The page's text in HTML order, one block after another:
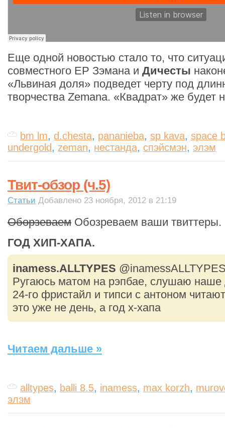
Еще одной новостью стало то, что
совместного EP Зэмана и Дичесты
«Львиная доля» подведет черту под
творчества Zemana. «Квадрат» же будет
bm lm, d.chesta, pananieba, sp kava, space
undergold, zeman, нестанда, спэйсмэн, элэм
Твит-обзор (ч.5)
Статьи Добавлено 23 ноября, 2012 в 21:19
Оборзеваем Обозреваем ваши твиттеры.
ГОД ХИП-ХАПА.
inamess.ALLTYPES
Ругаюсь матом на рэпбае, слушаю наше
24-го фристайл и типси с антоном
это уже не день, а год х-хапа
Читаем дальше »
alltypes, balli 8.5, inamess, max korzh,
элэм